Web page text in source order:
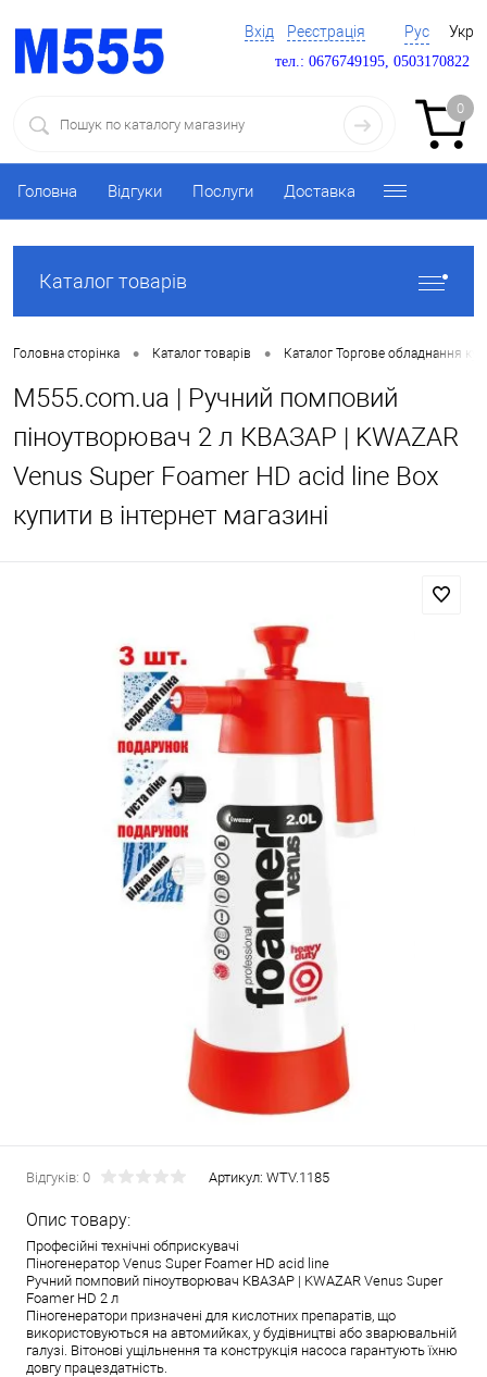
Вхід Реєстрація Рус Укр
тел.: 0676749195, 0503170822
0
Головна Відгуки Послуги Доставка
Каталог товарів
Головна сторінка • Каталог товарів • Каталог Торгове обладнання
M555.com.ua | Ручний помповий
піноутворювач 2 л КВАЗАР | KWAZAR
Venus Super Foamer HD acid line Box
купити в інтернет магазині
Відгуків: 0 Артикул: WTV.1185
Опис товару:
Професійні технічні обприскувачі
Піногенератор Venus Super Foamer HD acid line
Ручний помповий піноутворювач КВАЗАР | KWAZAR Venus Super
Foamer HD 2 л
Піногенератори призначені для кислотних препаратів, що
використовуються на автомийках, у будівництві або зварювальній
галузі. Вітонові ущільнення та конструкція насоса гарантують їхню
довгу працездатність.